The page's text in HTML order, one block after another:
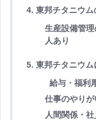
4. 東邦チタニウム
生産設備管
人あり
5. 東邦チタニウ
給与・福利
仕事のやり
人間関係・